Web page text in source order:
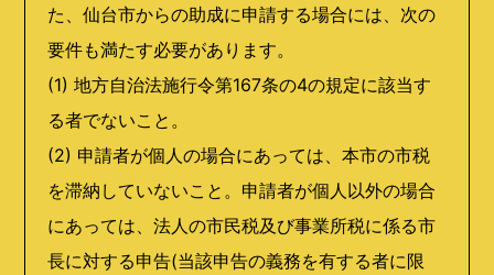
た、仙台市からの助成に申請する場合には、次の
要件も満たす必要があります。
(1) 地方自治法施行令第167条の4の規定に該当す
る者でないこと。
(2) 申請者が個人の場合にあっては、本市の市税
を滞納していないこと。申請者が個人以外の場合
にあっては、法人の市民税及び事業所税に係る市
長に対する申告(当該申告の義務を有する者に限